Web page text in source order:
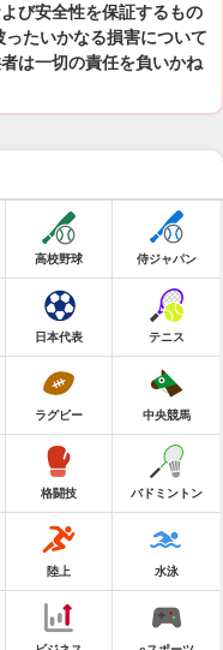
び安全性を保証するもの
たいかなる損害について
は一切の責任を負いかね
高校野球 侍ジャパン
日本代表 テニス
ラグビー 中央競馬
格闘技 バドミントン
陸上 水泳